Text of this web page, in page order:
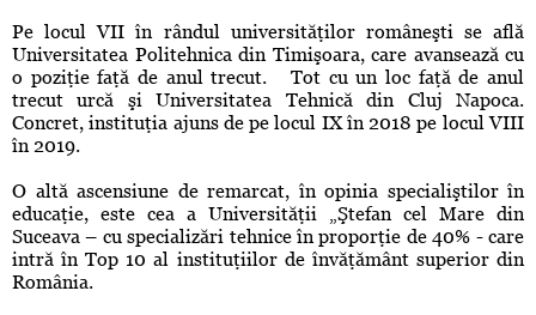
Pe locul VII în rândul universităţilor româneşti se află
Universitatea Politehnica din Timişoara, care avansează cu
o poziţie faţă de anul trecut. Tot cu un loc faţă de anul
trecut urcă şi Universitatea Tehnică din Cluj Napoca.
Concret, instituţia ajuns de pe locul IX în 2018 pe locul VIII
în 2019.
O altă ascensiune de remarcat, în opinia specialiştilor în
educaţie, este cea a Universităţii „Ştefan cel Mare din
Suceava – cu specializări tehnice în proporţie de 40% - care
intră în Top 10 al instituţiilor de învăţământ superior din
România.